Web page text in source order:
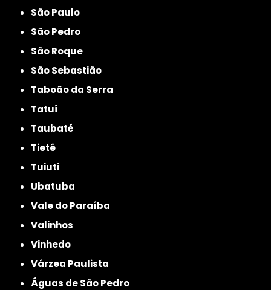
São Paulo
São Pedro
São Roque
São Sebastião
Taboão da Serra
Tatuí
Taubaté
Tietê
Tuiuti
Ubatuba
Vale do Paraíba
Valinhos
Vinhedo
Várzea Paulista
Águas de São Pedro